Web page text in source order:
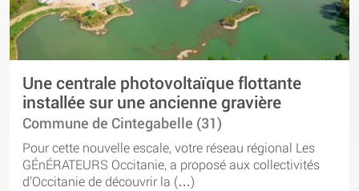
Une centrale photovoltaïque flottante
installée sur une ancienne gravière
Commune de Cintegabelle (31)
Pour cette nouvelle escale, votre réseau régional Les
GÉnÉRATEURS Occitanie, a proposé aux collectivités
d’Occitanie de découvrir la (…)